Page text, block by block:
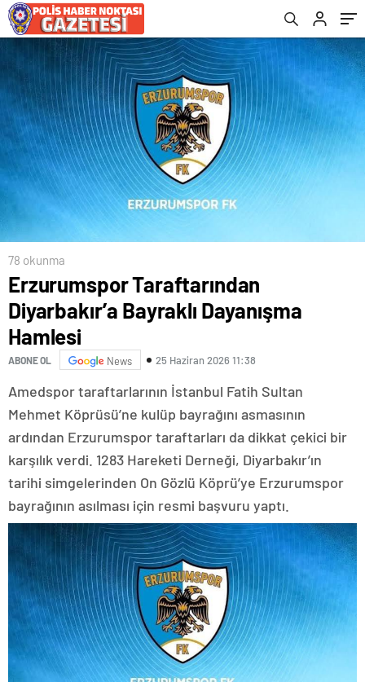
78 okunma
Erzurumspor Taraftarından
Diyarbakır’a Bayraklı Dayanışma
Hamlesi
ABONE OL News 25 Haziran 2026 11:38
Amedspor taraftarlarının İstanbul Fatih Sultan
Mehmet Köprüsü’ne kulüp bayrağını asmasının
ardından Erzurumspor taraftarları da dikkat çekici bir
karşılık verdi. 1283 Hareketi Derneği, Diyarbakır’ın
tarihi simgelerinden On Gözlü Köprü’ye Erzurumspor
bayrağının asılması için resmi başvuru yaptı.